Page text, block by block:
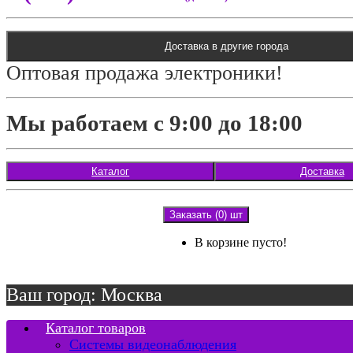
Доставка в другие города
Оптовая продажа электроники!
Мы работаем с 9:00 до 18:00
Каталог Доставка
Заказать (0) шт
В корзине пусто!
Ваш город: Москва
Каталог товаров
Системы видеонаблюдения